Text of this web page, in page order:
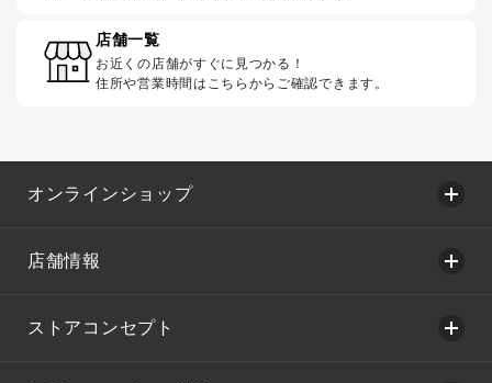
店舗一覧
お近くの店舗がすぐに見つかる！
住所や営業時間はこちらからご確認できます。
オンラインショップ
店舗情報
ストアコンセプト